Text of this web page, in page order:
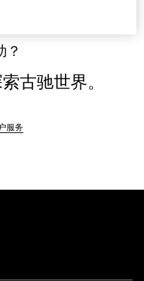
？
古驰世界。
服务